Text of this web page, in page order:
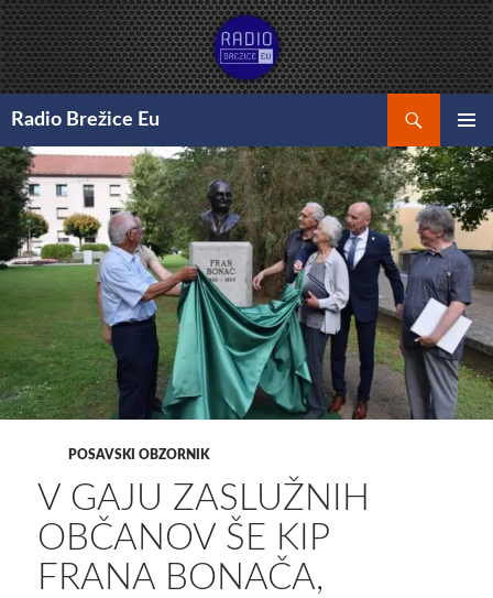
Preskoči
na
vsebino
Radio Brežice Eu
GLAVNI
MENI
POSAVSKI OBZORNIK
​V GAJU ZASLUŽNIH
OBČANOV ŠE KIP
FRANA BONAČA,